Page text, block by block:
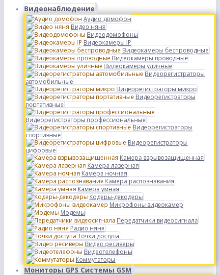
Видеонаблюдение
Аудио домофон
Видео няня
Видеодомофоны
Видеокамеры IP
Видеокамеры беспроводные
Видеокамеры проводные
Видеокамеры уличные
Видеорегистраторы
автомобильные
Видеорегистраторы микро
Видеорегистраторы
портативные
Видеорегистраторы профессиональные
Видеорегистраторы
спортивные
Видеорегистраторы
цифровые
Камера взрывозащищенная
Камера лазерная
Камера ночная
Камера распознавания
Камера умная
Кодеры-декодеры
Микрофоны видеокамер
Модемы
Передатчики видеосигнала
Радио няня
Точки доступа
Видео ресиверы
Видеотелефоны
Коммутаторы
Мониторы GPS Системы GSM